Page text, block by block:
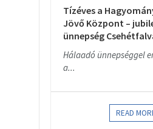
Tízéves a
Jövő Központ –
ünnepség
Hálaadó ünnepséggel
a...
READ